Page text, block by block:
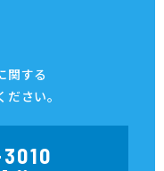
関する
さい。